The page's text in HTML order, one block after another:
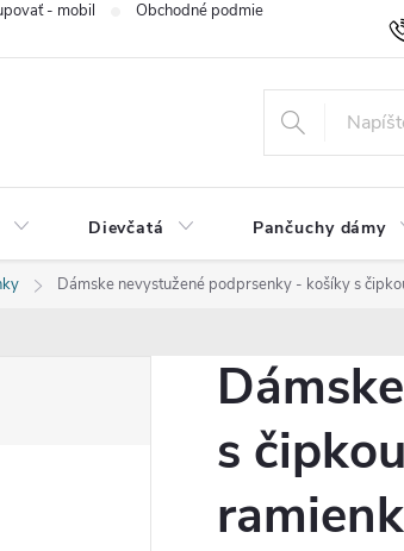
- mobil Obchodné podmienky
Dievčatá Pančuchy dámy
Dámske nevystužené podprsenky - košíky s
s